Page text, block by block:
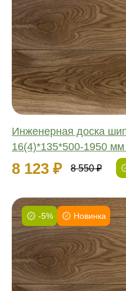
Инженерная доска
16(4)*135*500-1950 мм
8 123 ₽ 8 550 ₽
Соединение:
Обработка:
Длина:
Ширина:
Толщина:
-5% Новинка
Фаска:
Соединение:
Обработка:
Длина:
Ширина: